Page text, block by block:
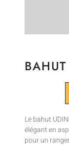
Le bahut
élégant en
pour un